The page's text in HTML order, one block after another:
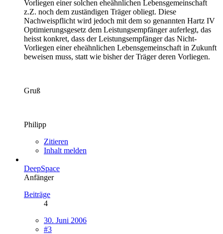
Vorliegen einer solchen eheähnlichen Lebensgemeinschaft
z.Z. noch dem zuständigen Träger obliegt. Diese
Nachweispflicht wird jedoch mit dem so genannten Hartz IV
Optimierungsgesetz dem Leistungsempfänger auferlegt, das
heisst konkret, dass der Leistungsempfänger das Nicht-
Vorliegen einer eheähnlichen Lebensgemeinschaft in Zukunft
beweisen muss, statt wie bisher der Träger deren Vorliegen.
Gruß
Philipp
Zitieren
Inhalt melden
DeepSpace
Anfänger
Beiträge
4
30. Juni 2006
#3